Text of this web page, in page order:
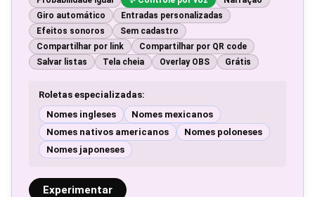
Giro automático
Entradas personalizadas
Efeitos sonoros
Sem cadastro
Compartilhar por link
Compartilhar por QR code
Salvar listas
Tela cheia Overlay OBS Grátis
Roletas especializadas:
Nomes ingleses
Nomes mexicanos
Nomes nativos americanos
Nomes poloneses
Nomes japoneses
Experimentar